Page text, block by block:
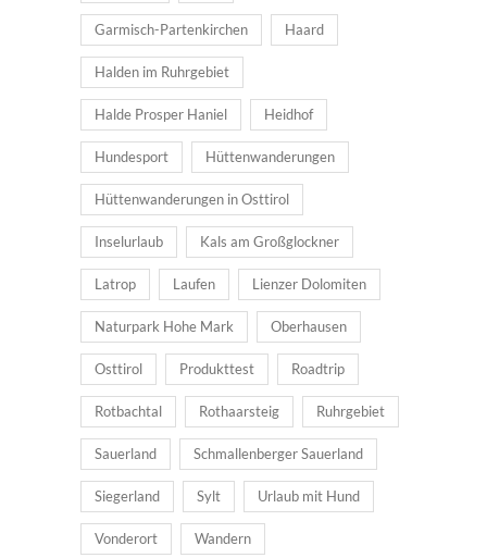
Garmisch-Partenkirchen Haard
Halden im Ruhrgebiet
Halde Prosper Haniel Heidhof
Hundesport Hüttenwanderungen
Hüttenwanderungen in Osttirol
Inselurlaub Kals am Großglockner
Latrop Laufen Lienzer Dolomiten
Naturpark Hohe Mark Oberhausen
Osttirol Produkttest Roadtrip
Rotbachtal Rothaarsteig Ruhrgebiet
Sauerland Schmallenberger Sauerland
Siegerland Sylt Urlaub mit Hund
Vonderort Wandern